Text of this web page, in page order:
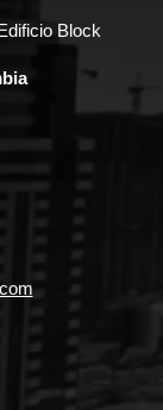
Block